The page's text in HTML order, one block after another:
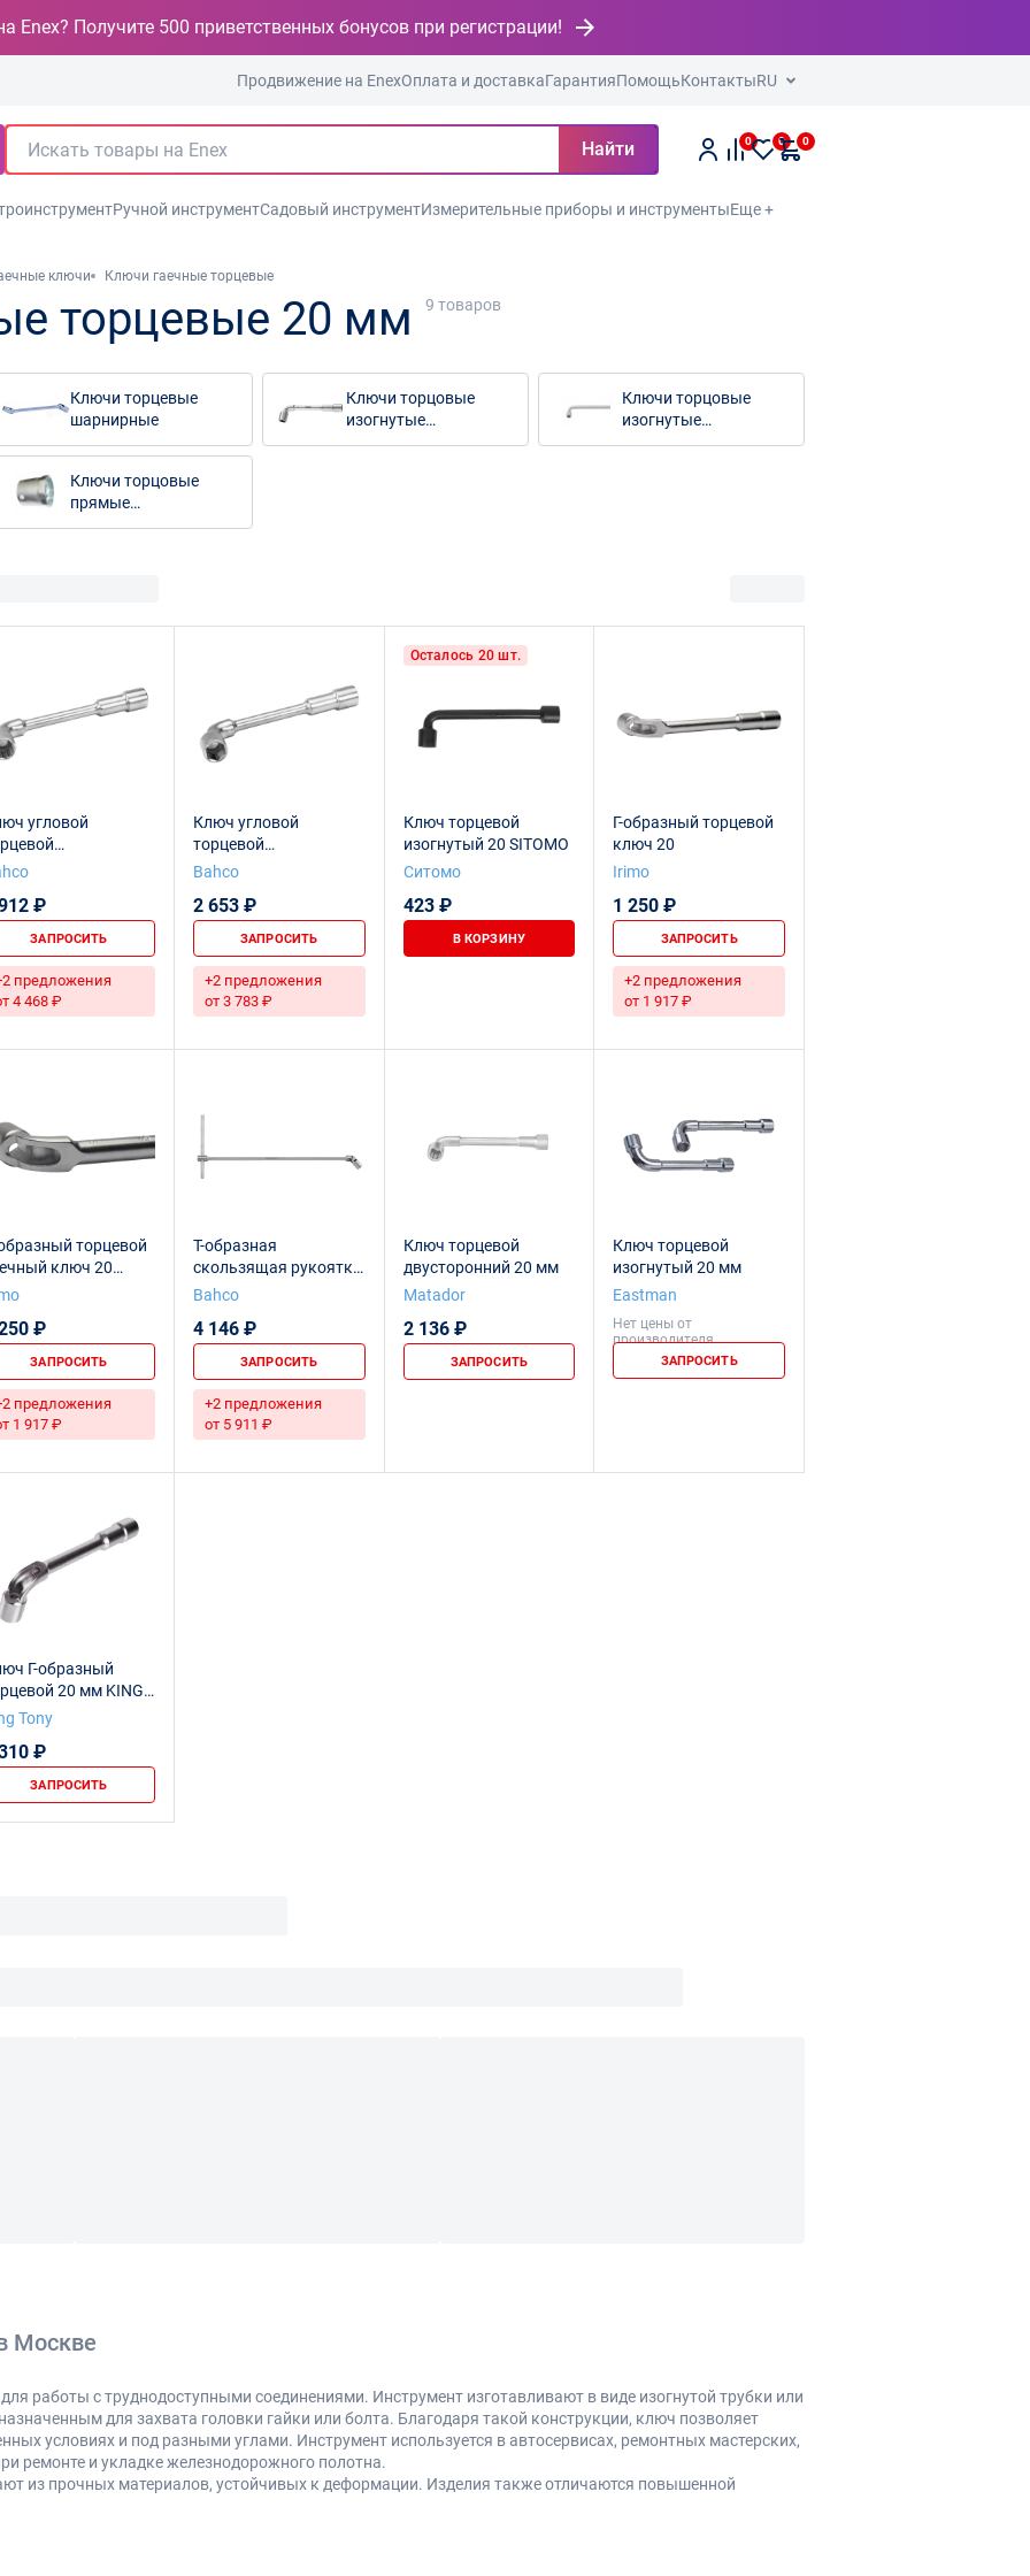
Enex? Получите 500 приветственных бонусов при регистрации!
Продвижение на EnexОплата и доставкаГарантияПомощьКонтактыRU
Найти 0 0 0
Ручной инструментСадовый инструментИзмерительные приборы и инструментыЕще +
ключи Ключи гаечные торцевые
торцевые 20 мм 9 товаров
Ключи торцевые
шарнирные
Ключи торцовые
изогнутые
двусторонние
Ключи торцовые
изогнутые
односторонние
Ключи торцовые
прямые
односторонние
угловой
6х12
₽
ЗАПРОСИТЬ
предложения
4 468 ₽
Ключ угловой
торцевой
двусторонний 6х6
Bahco
2 653 ₽
ЗАПРОСИТЬ
+2 предложения
от 3 783 ₽
Осталось 20 шт.
Ключ торцевой
изогнутый 20 SITOMO
Ситомо
423 ₽
В КОРЗИНУ
Г-образный торцевой
ключ 20
Irimo
1 250 ₽
ЗАПРОСИТЬ
+2 предложения
от 1 917 ₽
торцевой
ключ 20
₽
ЗАПРОСИТЬ
предложения
1 917 ₽
Т-образная
скользящая рукоятка
с плавающей
Bahco
4 146 ₽
ЗАПРОСИТЬ
+2 предложения
от 5 911 ₽
Ключ торцевой
двусторонний 20 мм
Matador
2 136 ₽
ЗАПРОСИТЬ
Ключ торцевой
изогнутый 20 мм
Eastman
Нет цены от
производителя
ЗАПРОСИТЬ
Г-образный
20 мм KING
1080-20
Tony
₽
ЗАПРОСИТЬ
Москве
работы с труднодоступными соединениями. Инструмент изготавливают в виде изогнутой трубки или
для захвата головки гайки или болта. Благодаря такой конструкции, ключ позволяет
условиях и под разными углами. Инструмент используется в автосервисах, ремонтных мастерских,
ремонте и укладке железнодорожного полотна.
из прочных материалов, устойчивых к деформации. Изделия также отличаются повышенной